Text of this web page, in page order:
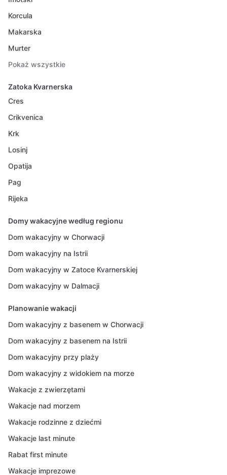
Korcula
Makarska
Murter
Pokaż wszystkie
Zatoka Kvarnerska
Cres
Crikvenica
Krk
Losinj
Opatija
Pag
Rijeka
Domy wakacyjne według regionu
Dom wakacyjny w Chorwacji
Dom wakacyjny na Istrii
Dom wakacyjny w Zatoce Kvarnerskiej
Dom wakacyjny w Dalmacji
Planowanie wakacji
Dom wakacyjny z basenem w Chorwacji
Dom wakacyjny z basenem na Istrii
Dom wakacyjny przy plaży
Dom wakacyjny z widokiem na morze
Wakacje z zwierzętami
Wakacje nad morzem
Wakacje rodzinne z dziećmi
Wakacje last minute
Rabat first minute
Wakacje imprezowe